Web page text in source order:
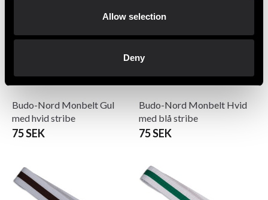
Allow selection
Deny
Budo-Nord Monbelt Gul
med hvid stribe
75 SEK
Budo-Nord Monbelt Hvid
med blå stribe
75 SEK